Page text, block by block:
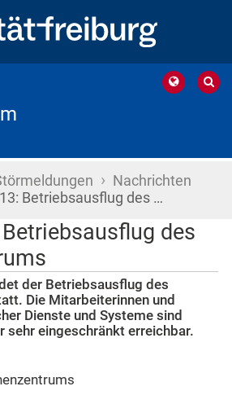
› Nachrichten
Betriebsausflug des …
des
der Betriebsausflug des
Die Mitarbeiterinnen und
Dienste und Systeme sind
sehr eingeschränkt erreichbar.